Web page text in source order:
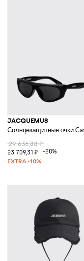
JACQUEMUS
Солнцезащитные очки
29 636,88 ₽
23 709,31 ₽
-20%